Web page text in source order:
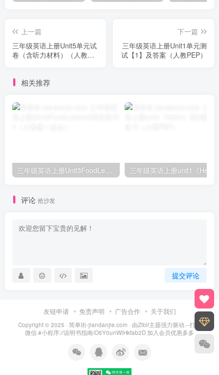
上一篇
三年级英语上册Unit5单元试
卷（含听力材料）（人教
下一篇
三年级英语上册Unit1单元测
试【1】及答案（人教PEP）
相关推荐
评论 抢沙发
提交评论
友链申请 免责声明 广告合作 关于我们
Copyright © 2025 · 简单街-jiandanjie.com · 由Zibll主题强力驱动.--打开
微信 #小程序://说明书指南/O5Y0unWlHkfab2D 加入会员优惠多多